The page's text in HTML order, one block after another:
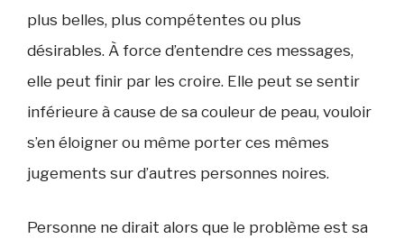
plus belles, plus compétentes ou plus
désirables. À force d’entendre ces messages,
elle peut finir par les croire. Elle peut se sentir
inférieure à cause de sa couleur de peau, vouloir
s’en éloigner ou même porter ces mêmes
jugements sur d’autres personnes noires.
Personne ne dirait alors que le problème est sa